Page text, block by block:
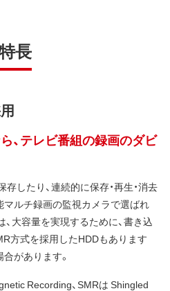
長
、テレビ番組の録画のダビ
したり、連続的に保存・再生・消去
マルチ録画の監視カメラで選ばれ
大容量を実現するために、書き込
方式を採用したHDDもあります
があります。
Recording、SMRは Shingled